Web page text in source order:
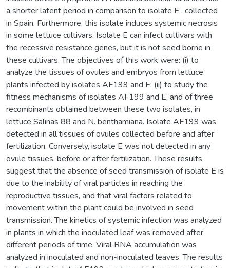
a shorter latent period in comparison to isolate E , collected
in Spain. Furthermore, this isolate induces systemic necrosis
in some lettuce cultivars. Isolate E can infect cultivars with
the recessive resistance genes, but it is not seed borne in
these cultivars. The objectives of this work were: (i) to
analyze the tissues of ovules and embryos from lettuce
plants infected by isolates AF199 and E; (ii) to study the
fitness mechanisms of isolates AF199 and E, and of three
recombinants obtained between these two isolates, in
lettuce Salinas 88 and N. benthamiana. Isolate AF199 was
detected in all tissues of ovules collected before and after
fertilization. Conversely, isolate E was not detected in any
ovule tissues, before or after fertilization. These results
suggest that the absence of seed transmission of isolate E is
due to the inability of viral particles in reaching the
reproductive tissues, and that viral factors related to
movement within the plant could be involved in seed
transmission. The kinetics of systemic infection was analyzed
in plants in which the inoculated leaf was removed after
different periods of time. Viral RNA accumulation was
analyzed in inoculated and non-inoculated leaves. The results